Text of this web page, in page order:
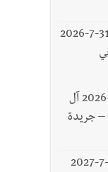
وفاة الحاج مصطفى محمود بوجي -31-7-2026
وفاة الحاج نور الدين الرفاعي 30-7-2026 آل
– جريدة
وفاة الحاج حسن حسين الكلش -28-7-2027